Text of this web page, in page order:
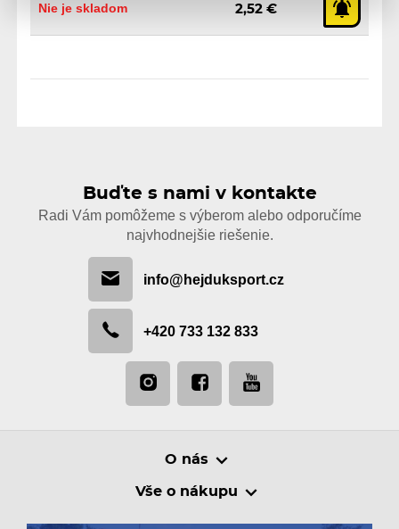
Nie je skladom 2,52 €
Buďte s nami v kontakte
Radi Vám pomôžeme s výberom alebo odporučíme
najvhodnejšie riešenie.
info@hejduksport.cz
+420 733 132 833
O nás
Vše o nákupu